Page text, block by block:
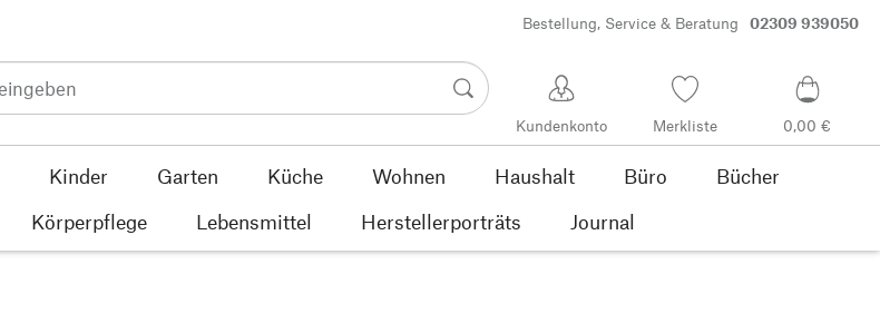
Bestellung, Service & Beratung 02309 939050
Kundenkonto Merkliste 0,00 €
Kinder Garten Küche Wohnen Haushalt Büro
Bücher
Körperpflege Lebensmittel Herstellerporträts Journal